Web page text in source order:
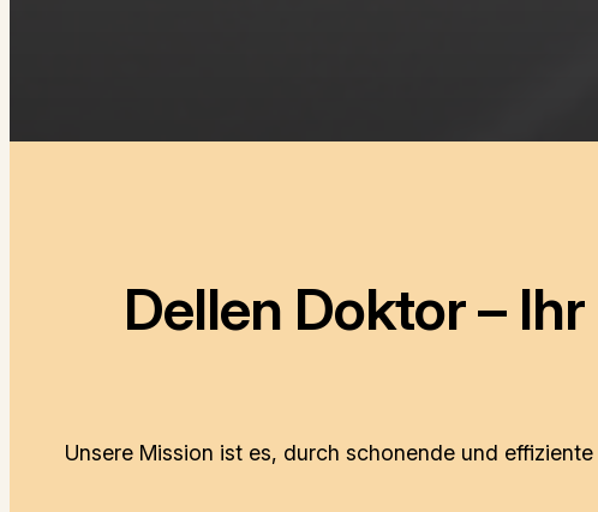
Dellen Doktor –
Unsere Mission ist es, durch schonende und